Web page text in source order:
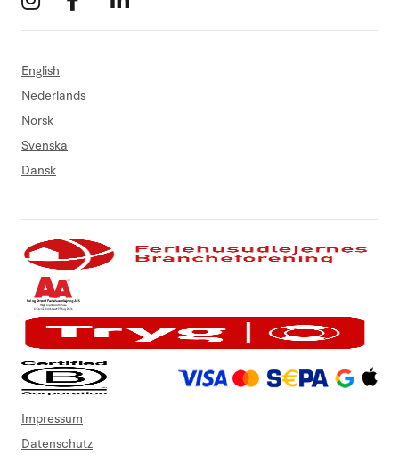
English
Nederlands
Norsk
Svenska
Dansk
Impressum
Datenschutz